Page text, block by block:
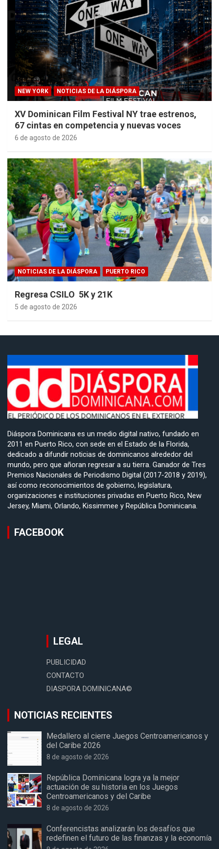
NEW YORK NOTICIAS DE LA DIÁSPORA
XV Dominican Film Festival NY trae estrenos,
67 cintas en competencia y nuevas voces
6 de agosto de 2026
NOTICIAS DE LA DIÁSPORA PUERTO RICO
Regresa CSILO 5K y 21K
5 de agosto de 2026
Diáspora Dominicana es un medio digital nativo, fundado en
2011 en Puerto Rico, con sede en el Estado de la Florida,
dedicado a difundir noticias de dominicanos alrededor del
mundo, pero que añoran regresar a su tierra. Ganador de Tres
Premios Nacionales de Periodismo Digital (2017-2018 y 2019),
así como reconocimientos de gobierno, legislatura,
organizaciones e instituciones privadas en Puerto Rico, New
Jersey, Miami, Orlando, Kissimmee y República Dominicana.
FACEBOOK
LEGAL
PUBLICIDAD
CONTACTO
DIASPORA DOMINICANA©
NOTICIAS RECIENTES
Medallero al cierre Juegos Centroamericanos y
del Caribe 2026
8 de agosto de 2026
República Dominicana logra ya la mejor
actuación de su historia en los Juegos
Centroamericanos y del Caribe
8 de agosto de 2026
Conferencistas analizarán los desafíos que
redefinen el futuro de las finanzas y la economía